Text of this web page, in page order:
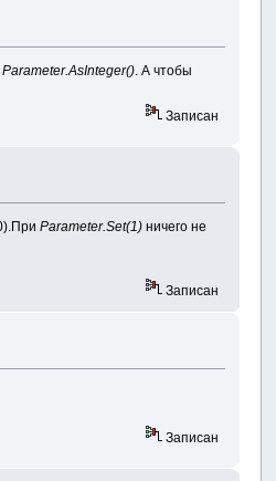
Parameter.AsInteger() . А чтобы
Записан
Parameter.Set(1) ничего не
Записан
Записан